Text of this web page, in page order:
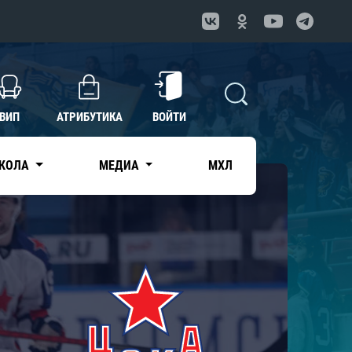
ВИП АТРИБУТИКА ВОЙТИ
МЕДИА МХЛ